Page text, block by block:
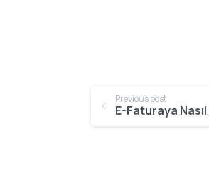
Continue
Previous post